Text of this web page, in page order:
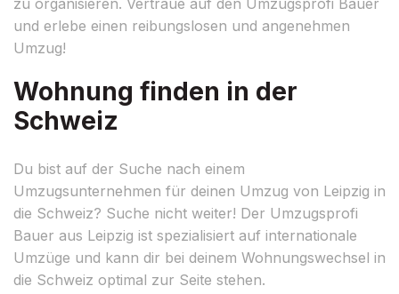
und erlebe einen reibungslosen und angenehmen
Umzug!
Wohnung finden in der
Schweiz
Du bist auf der Suche nach einem
Umzugsunternehmen für deinen Umzug von Leipzig in
die Schweiz? Suche nicht weiter! Der Umzugsprofi
Bauer aus Leipzig ist spezialisiert auf internationale
Umzüge und kann dir bei deinem Wohnungswechsel in
die Schweiz optimal zur Seite stehen.